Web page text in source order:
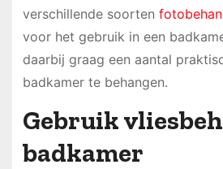
verschillende soorten
voor het gebruik in een
daarbij graag een aantal
badkamer te behangen.
Gebruik
badkamer